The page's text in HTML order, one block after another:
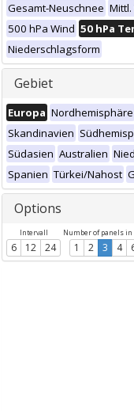
Gesamt-Neuschnee
500 hPa Wind 50 hPa
Niederschlagsform
Gebiet
Europa Nordhemisphäre
Skandinavien
Südasien Australien
Spanien Türkei/Nahost
Options
Intervall
6 12 24
Number of panels in
1 2 3 4